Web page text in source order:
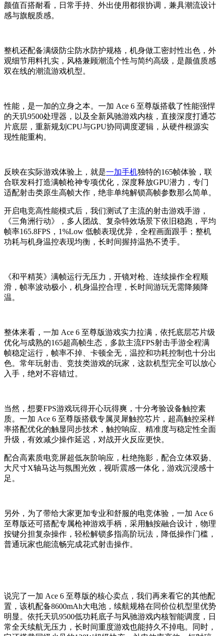
颜值百搭耐看，日常手持、外出使用都很协调，兼具潮流设计
感与旗舰质感。
整机还配备满级防尘防水防护规格，机身做工密封性出色，外
观细节用料扎实，风格兼顾潮流个性与简约高级，是颜值质感
双在线的潮流游戏机型。
性能，是一加的立身之本。一加 Ace 6 至尊版搭载了性能强悍
的天玑9500处理器，以及全新风驰游戏内核，直接深度打通芯
片底层，重新规划CPU与GPU协同调度逻辑，从硬件根源实
现性能重构。
反映在实际游戏体验上，就是一加手机独特的165帧体验，联
合联发科打造满帧枪神专项优化，深度释放GPU潜力，专门
适配射击类原生高帧大作，绝非单纯解锁高帧参数那么简单。
开启电竞高性能模式后，我们测试了主流的射击游戏手游，
《三角洲行动》，多人团战、复杂特效场景下依旧稳跑，平均
帧率165.8FPS，1%Low 低帧表现优异，全程画面跟手；整机
功耗与机身温控表现均衡，长时间握持温热不烫手。
《和平精英》满帧运行无压力，开镜对枪、连续操作全程顺
滑，帧率波动极小，机身温控合理，长时间游玩无需降频降
温。
整体来看，一加 Ace 6 至尊版游戏实力拉满，依托底层芯片级
优化与成熟的165超高帧生态，多款主流FPS射击手游全程满
帧稳定运行，帧率不掉、卡顿全无，温控和功耗控制也十分出
色。常年玩射击、竞技类游戏的玩家，这款机型完全可以放心
入手，绝对不容错过。
当然，想要FPS游戏玩得开心玩得爽，十分考验设备触控素
质。一加 Ace 6 至尊版搭载专属灵犀触控芯片，超高触控采样
率搭配优化的触显同步技术，触控响应、精准度与稳定性全面
升级，有效减少操作延迟，对战开火反应更快。
配合高素质电竞屏超低灰阶响应，杜绝拖影，配合立体双扬、
大尺寸X轴马达与氛围光效，视听震感一体化，游戏沉浸感十
足。
另外，为了带给大家更加专业和舒服的电竞体验，一加 Ace 6
至尊版还可搭配专属枪神游戏手柄，采用触按融合设计，物理
按键分担复杂操作，轻松解锁多指高阶玩法，降低操作门槛，
普通玩家也能流畅完成花式射击操作。
说完了一加 Ace 6 至尊版的核心卖点，我们再来看它的其他配
置，该机配备8600mAh大电池，续航规格在同价位机型里优势
明显。依托天玑9500低功耗底子与风驰游戏内核智能调度，日
常全天续航无压力，长时间重度游戏也能持久不掉电。同时，